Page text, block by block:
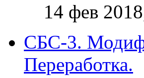
14 фев
СБС-3.
Переработка.